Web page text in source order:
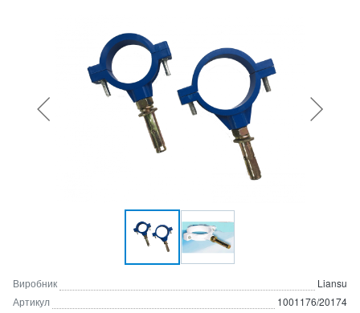
Виробник
Liansu
Артикул
1001176/20174